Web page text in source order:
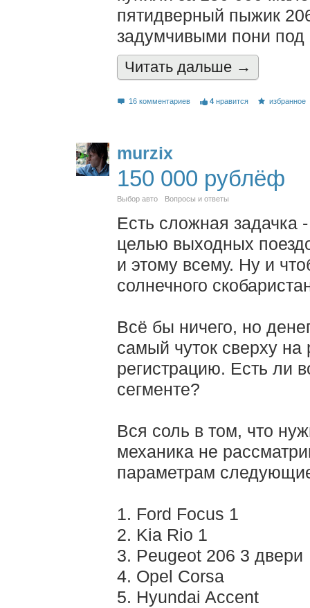
пятидверный пыжик
задумчивыми пони под
Читать дальшe →
16 комментариев 4 нравится избранное
murzix
150 000 рублёф
Выбор авто Вопросы и ответы
Есть сложная задачка
целью выходных
и этому всему. Ну и
солнечного
Всё бы ничего, но
самый чуток сверху на
регистрацию. Есть ли
сегменте?
Вся соль в том, что
механика не
параметрам
1. Ford Focus 1
2. Kia Rio 1
3. Peugeot 206 3 двери
4. Opel Corsa
5. Hyundai Accent